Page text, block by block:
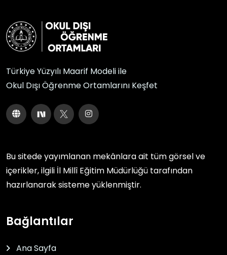
Türkiye Yüzyılı Maarif Modeli ile
Okul Dışı Öğrenme Ortamlarını Keşfet
Bu sitede yayımlanan mekânlara ait tüm görsel ve
içerikler, ilgili İl Millî Eğitim Müdürlüğü tarafından
hazırlanarak sisteme yüklenmiştir.
Bağlantılar
Ana Sayfa